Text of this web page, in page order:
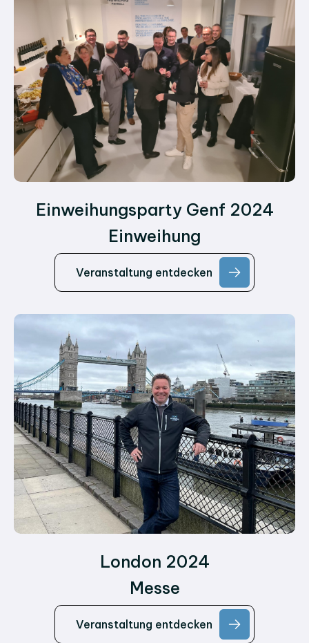
Einweihungsparty Genf 2024
Einweihung
Veranstaltung entdecken
London 2024
Messe
Veranstaltung entdecken